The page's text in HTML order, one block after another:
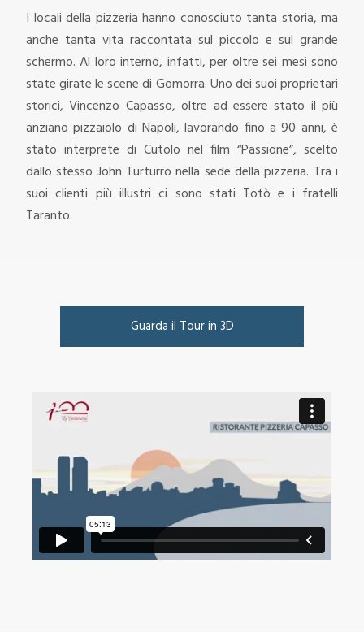
I locali della pizzeria hanno conosciuto tanta storia, ma
anche tanta vita raccontata sul piccolo e sul grande
schermo. Al loro interno, infatti, per oltre sei mesi sono
state girate le scene di Gomorra. Uno dei suoi proprietari
storici, Vincenzo Capasso, oltre ad essere stato il più
anziano pizzaiolo di Napoli, lavorando fino a 90 anni, è
stato interprete di Cutolo nel film “Passione”, scelto
dallo stesso John Turturro nella sede della pizzeria. Tra i
suoi clienti più illustri ci sono stati Totò e i fratelli
Taranto.
Guarda il Tour in 3D